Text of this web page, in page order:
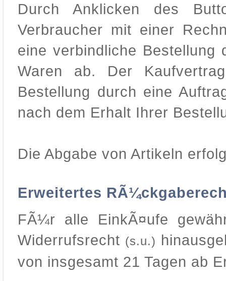
Durch Anklicken des
Verbraucher mit einer
eine verbindliche Bestellung
Waren ab. Der
Bestellung durch eine
nach dem Erhalt Ihrer
Die Abgabe von Artikeln
Erweitertes
FÃ¼r alle EinkÃ¤ufe
Widerrufsrecht (s.u.)
von insgesamt 21 Tagen ab